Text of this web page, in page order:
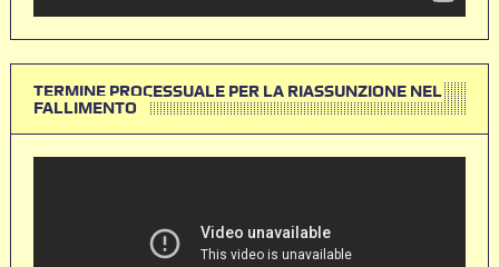
TERMINE PROCESSUALE PER LA RIASSUNZIONE NEL
FALLIMENTO